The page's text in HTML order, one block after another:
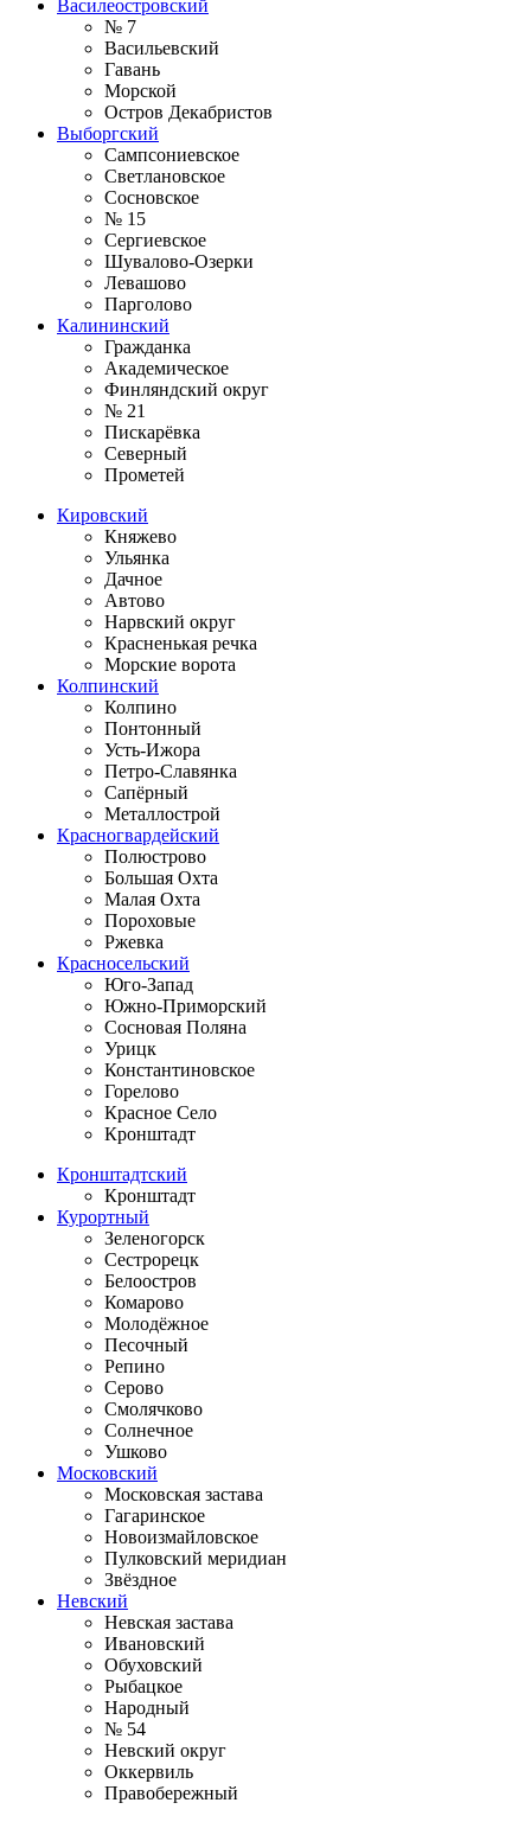
Василеостровский
№ 7
Васильевский
Гавань
Морской
Остров Декабристов
Выборгский
Сампсониевское
Светлановское
Сосновское
№ 15
Сергиевское
Шувалово-Озерки
Левашово
Парголово
Калининский
Гражданка
Академическое
Финляндский округ
№ 21
Пискарёвка
Северный
Прометей
Кировский
Княжево
Ульянка
Дачное
Автово
Нарвский округ
Красненькая речка
Морские ворота
Колпинский
Колпино
Понтонный
Усть-Ижора
Петро-Славянка
Сапёрный
Металлострой
Красногвардейский
Полюстрово
Большая Охта
Малая Охта
Пороховые
Ржевка
Красносельский
Юго-Запад
Южно-Приморский
Сосновая Поляна
Урицк
Константиновское
Горелово
Красное Село
Кронштадт
Кронштадтский
Кронштадт
Курортный
Зеленогорск
Сестрорецк
Белоостров
Комарово
Молодёжное
Песочный
Репино
Серово
Смолячково
Солнечное
Ушково
Московский
Московская застава
Гагаринское
Новоизмайловское
Пулковский меридиан
Звёздное
Невский
Невская застава
Ивановский
Обуховский
Рыбацкое
Народный
№ 54
Невский округ
Оккервиль
Правобережный